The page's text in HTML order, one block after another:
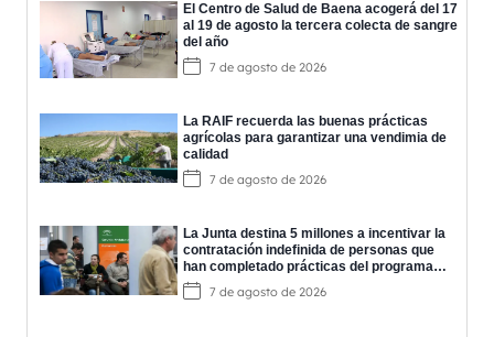
El Centro de Salud de Baena acogerá del 17
al 19 de agosto la tercera colecta de sangre
del año
7 de agosto de 2026
La RAIF recuerda las buenas prácticas
agrícolas para garantizar una vendimia de
calidad
7 de agosto de 2026
La Junta destina 5 millones a incentivar la
contratación indefinida de personas que
han completado prácticas del programa
EPES
7 de agosto de 2026